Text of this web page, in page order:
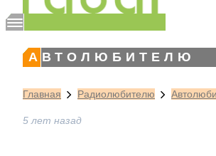
АВТОЛЮБИТЕЛЮ
Главная Радиолюбителю
5 лет назад